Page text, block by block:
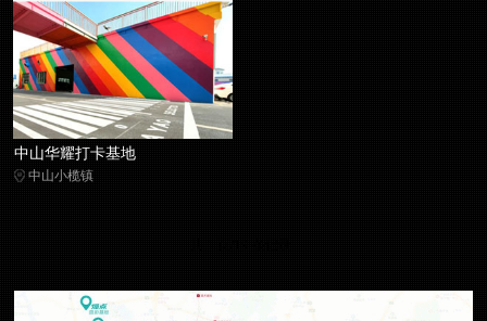
中山华耀打卡基地
中山小榄镇